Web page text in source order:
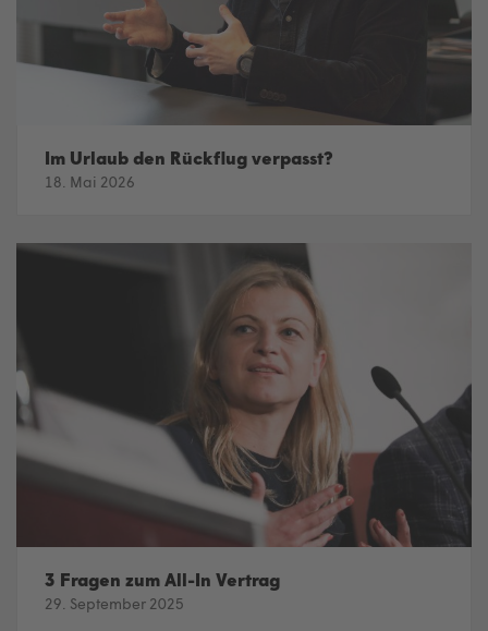
Im Urlaub den Rückflug verpasst?
18. Mai 2026
3 Fragen zum All-In Vertrag
29. September 2025